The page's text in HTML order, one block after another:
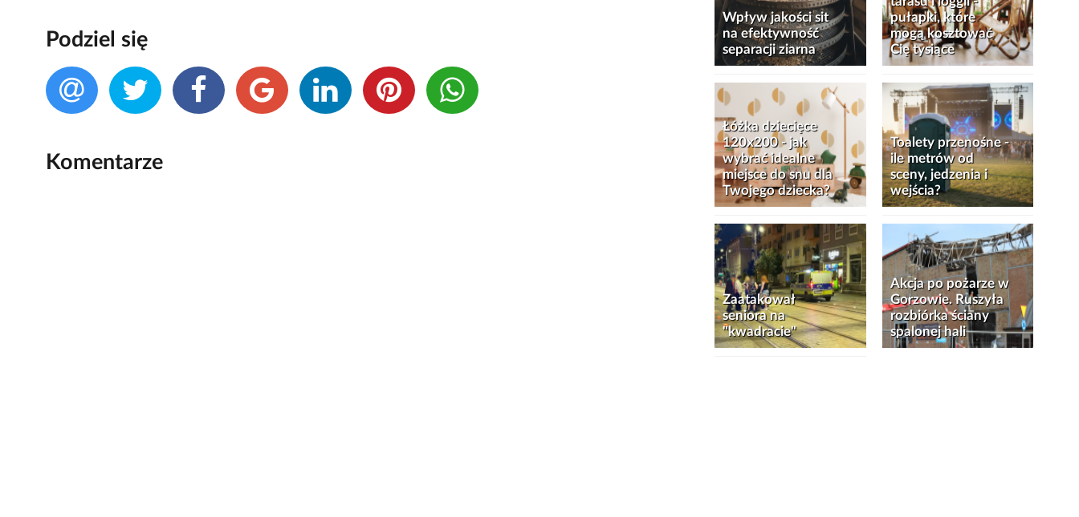
Podziel się
Komentarze
Wpływ jakości sit
na efektywność
separacji ziarna
pułapki, które
mogą kosztować
Cię tysiące
Łóżka dziecięce
120x200 - jak
wybrać idealne
miejsce do snu dla
Twojego dziecka?
Toalety przenośne -
ile metrów od
sceny, jedzenia i
wejścia?
Zaatakował
seniora na
"kwadracie"
Akcja po pożarze w
Gorzowie. Ruszyła
rozbiórka ściany
spalonej hali